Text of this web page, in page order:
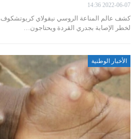
2022-06-07 14:36
كشف عالم المناعة الروسي نيقولاي
لخطر الإصابة بجدري القردة ويحتاجون…
الأخبار الوطنية